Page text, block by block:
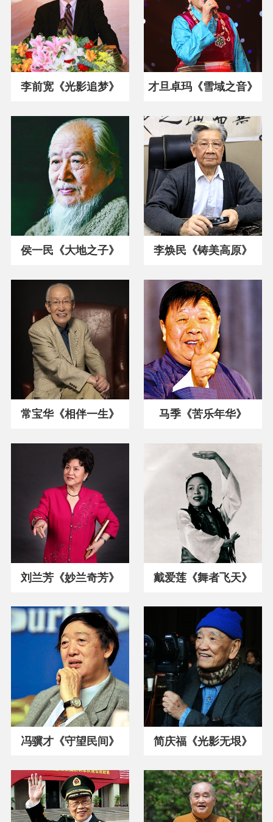
李前宽《光影追梦》 才旦卓玛《雪域之音》
侯一民《大地之子》 李焕民《铸美高原》
常宝华《相伴一生》 马季《苦乐年华》
刘兰芳《妙兰奇芳》 戴爱莲《舞者飞天》
冯骥才《守望民间》 简庆福《光影无垠》